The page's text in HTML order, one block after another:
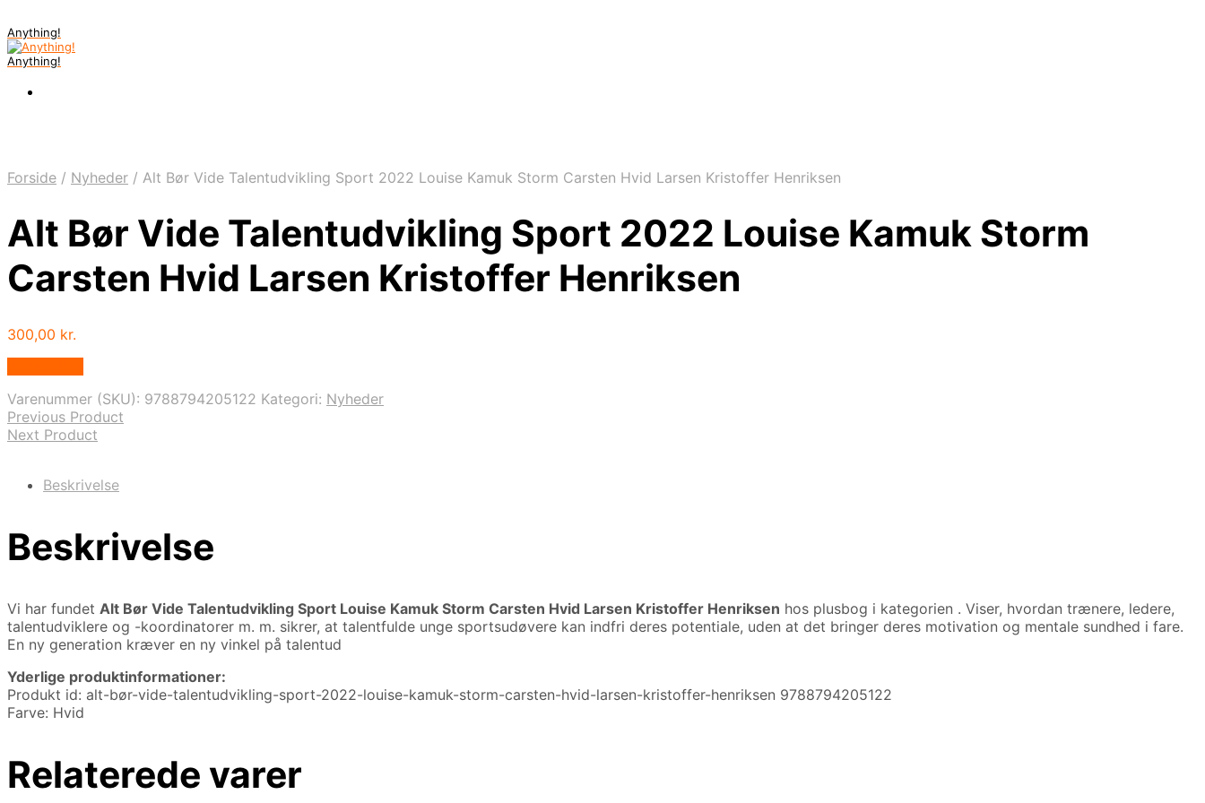
Anything!
Anything!
Forside / Nyheder / Alt Bør Vide Talentudvikling Sport 2022 Louise Kamuk Storm Carsten Hvid Larsen Kristoffer Henriksen
Alt Bør Vide Talentudvikling Sport 2022 Louise Kamuk Storm
Carsten Hvid Larsen Kristoffer Henriksen
300,00 kr.
Varenummer (SKU): 9788794205122 Kategori: Nyheder
Previous Product
Next Product
Beskrivelse
Beskrivelse
Vi har fundet Alt Bør Vide Talentudvikling Sport Louise Kamuk Storm Carsten Hvid Larsen Kristoffer Henriksen hos plusbog i kategorien . Viser, hvordan trænere, ledere,
talentudviklere og -koordinatorer m. m. sikrer, at talentfulde unge sportsudøvere kan indfri deres potentiale, uden at det bringer deres motivation og mentale sundhed i fare.
En ny generation kræver en ny vinkel på talentud
Yderlige produktinformationer:
Produkt id: alt-bør-vide-talentudvikling-sport-2022-louise-kamuk-storm-carsten-hvid-larsen-kristoffer-henriksen 9788794205122
Farve: Hvid
Relaterede varer